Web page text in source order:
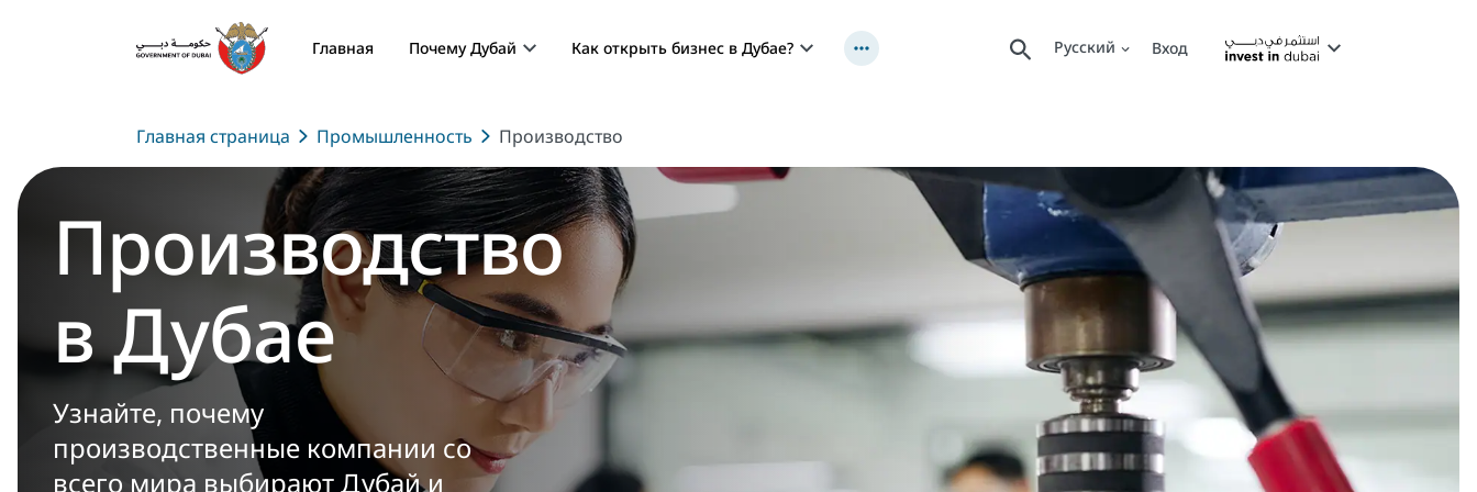
Главная Почему Дубай Как открыть бизнес в Дубае? Русский Вход
Главная страница Промышленность Производство
Производство
в Дубае
Узнайте, почему
производственные компании со
всего мира выбирают Дубай и